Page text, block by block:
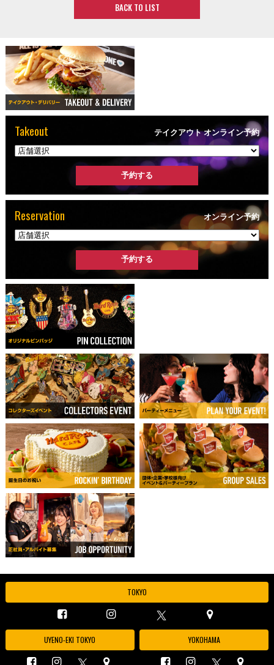
BACK TO LIST
Takeout テイクアウト オンライン予約
Reservation オンライン予約
TOKYO
UYENO-EKI TOKYO YOKOHAMA